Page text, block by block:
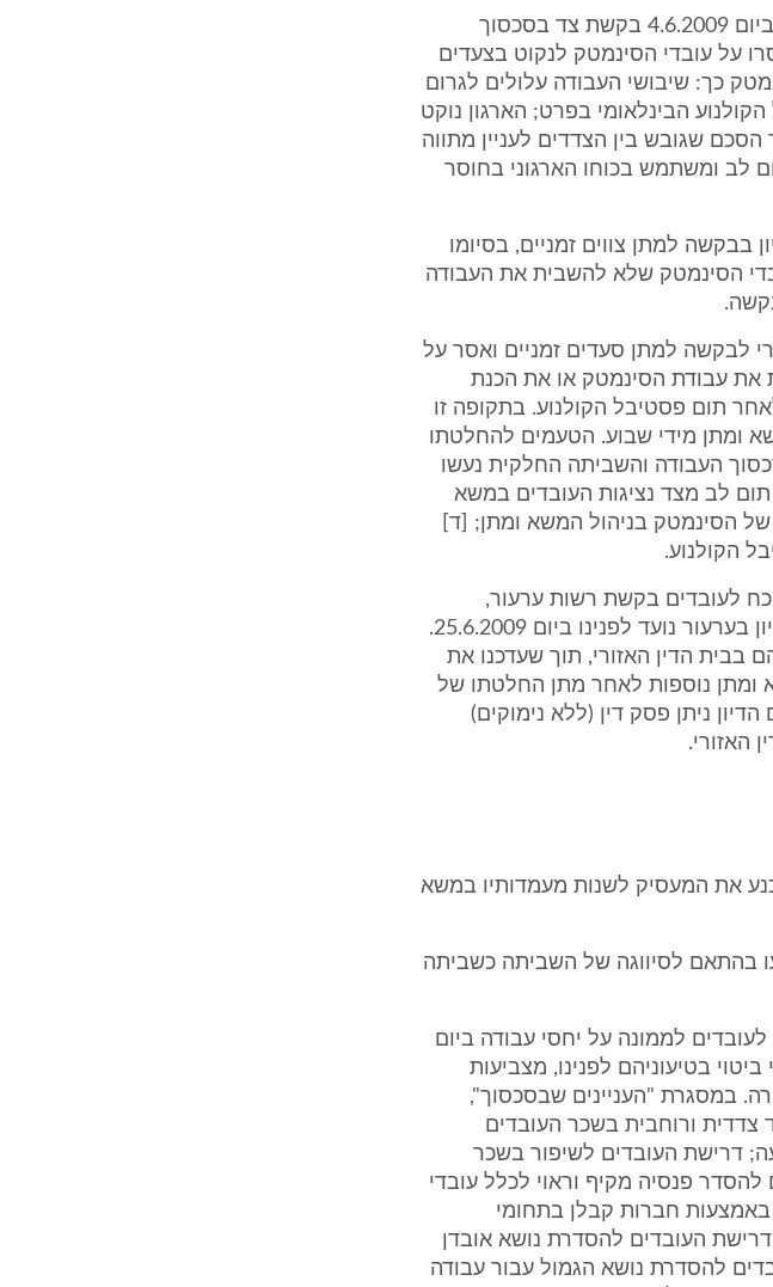
3. הסינמטק הגיש לבית הדין האזורי בירושלים ביום 4.6.2009 בקשת צד בסכסוך
על עובדי הסינמטק לנקוט בצעדים
כך: שיבושי העבודה עלולים לגרום
הבינלאומי בפרט; הארגון נוקט
שגובש בין הצדדים לעניין מתווה
לב ומשתמש בכוחו הארגוני בחוסר
דיון בבקשה למתן צווים זמניים, בסיומו
הסינמטק שלא להשבית את העבודה
בית הדין האזורי לבקשה למתן סעדים זמניים ואסר על
את עבודת הסינמטק או את הכנת
ליום 20.7.2009 - יומיים לאחר תום פסטיבל הקולנוע. בתקופה זו
ומתן מידי שבוע. הטעמים להחלטתו
העבודה והשביתה החלקית נעשו
לב מצד נציגות העובדים במשא
הסינמטק בניהול המשא ומתן; [ד]
הקולנוע.
כח לעובדים בקשת רשות ערעור,
שהתקבלה בהחלטת הנשיא מיום 23.6.2009. דיון בערעור נועד לפנינו ביום 25.6.2009.
בבית הדין האזורי, תוך שעדכנו את
ומתן נוספות לאחר מתן החלטתו של
ניתן פסק דין (ללא נימוקים)
האזורי.
את המעסיק לשנות מעמדותיו במשא
בהתאם לסיווגה של השביתה כשביתה
לממונה על יחסי עבודה ביום
ביטוי בטיעוניהם לפנינו, מצביעות
במסגרת "העניינים שבסכסוך",
צדדית ורוחבית בשכר העובדים
דרישת העובדים לשיפור בשכר
פנסיה מקיף וראוי לכלל עובדי
חברות קבלן בתחומי
העובדים להסדרת נושא אובדן
להסדרת נושא הגמול עבור עבודה